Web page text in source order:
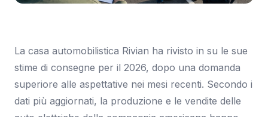
La casa automobilistica Rivian ha rivisto in su le sue
stime di consegne per il 2026, dopo una domanda
superiore alle aspettative nei mesi recenti. Secondo i
dati più aggiornati, la produzione e le vendite delle